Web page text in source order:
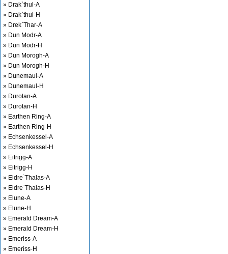
» Drak`thul-A
» Drak`thul-H
» Drek`Thar-A
» Dun Modr-A
» Dun Modr-H
» Dun Morogh-A
» Dun Morogh-H
» Dunemaul-A
» Dunemaul-H
» Durotan-A
» Durotan-H
» Earthen Ring-A
» Earthen Ring-H
» Echsenkessel-A
» Echsenkessel-H
» Eitrigg-A
» Eitrigg-H
» Eldre`Thalas-A
» Eldre`Thalas-H
» Elune-A
» Elune-H
» Emerald Dream-A
» Emerald Dream-H
» Emeriss-A
» Emeriss-H